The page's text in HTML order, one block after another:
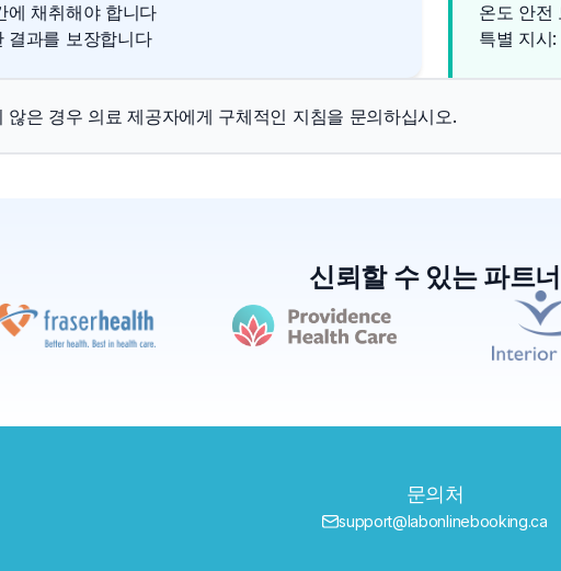
에 채취해야 합니다
결과를 보장합니다
온도 안전
특별 지시
않은 경우 의료 제공자에게 구체적인 지침을 문의하십시오.
신뢰할 수 있는 파트너
문의처
support@labonlinebooking.ca